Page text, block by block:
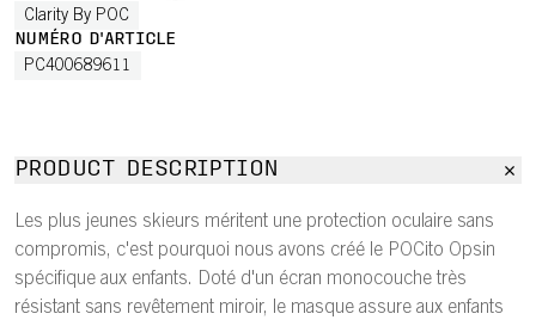
Clarity By POC
NUMÉRO D'ARTICLE
PC400689611
PRODUCT DESCRIPTION
Les plus jeunes skieurs méritent une protection oculaire sans
compromis, c'est pourquoi nous avons créé le POCito Opsin
spécifique aux enfants. Doté d'un écran monocouche très
résistant sans revêtement miroir, le masque assure aux enfants